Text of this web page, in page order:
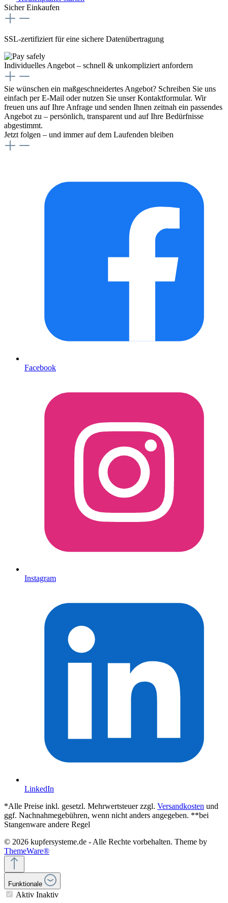
Sicher Einkaufen
SSL-zertifiziert für eine sichere Datenübertragung
Individuelles Angebot – schnell & unkompliziert anfordern
Sie wünschen ein maßgeschneidertes Angebot? Schreiben Sie uns
einfach per E-Mail oder nutzen Sie unser Kontaktformular. Wir
freuen uns auf Ihre Anfrage und senden Ihnen zeitnah ein passendes
Angebot zu – persönlich, transparent und auf Ihre Bedürfnisse
abgestimmt.
Jetzt folgen – und immer auf dem Laufenden bleiben
Facebook
Instagram
LinkedIn
*Alle Preise inkl. gesetzl. Mehrwertsteuer zzgl. Versandkosten und
ggf. Nachnahmegebühren, wenn nicht anders angegeben. **bei
Stangenware andere Regel
© 2026 kupfersysteme.de - Alle Rechte vorbehalten. Theme by
ThemeWare®
Funktionale
Aktiv Inaktiv